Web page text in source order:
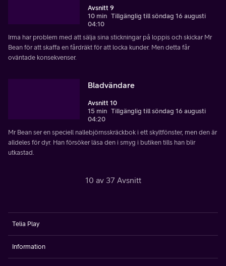
Avsnitt 9
10 min Tillgänglig till söndag 16 augusti
04:10
Irma har problem med att sälja sina stickningar på loppis och skickar Mr
Bean för att skaffa en fårdräkt för att locka kunder. Men detta får
oväntade konsekvenser.
Bladvändare
Avsnitt 10
15 min Tillgänglig till söndag 16 augusti
04:20
Mr Bean ser en speciell nallebjörnsskräckbok i ett skyltfönster, men den är
alldeles för dyr. Han försöker läsa den i smyg i butiken tills han blir
utkastad.
10 av 37 Avsnitt
Telia Play
Information